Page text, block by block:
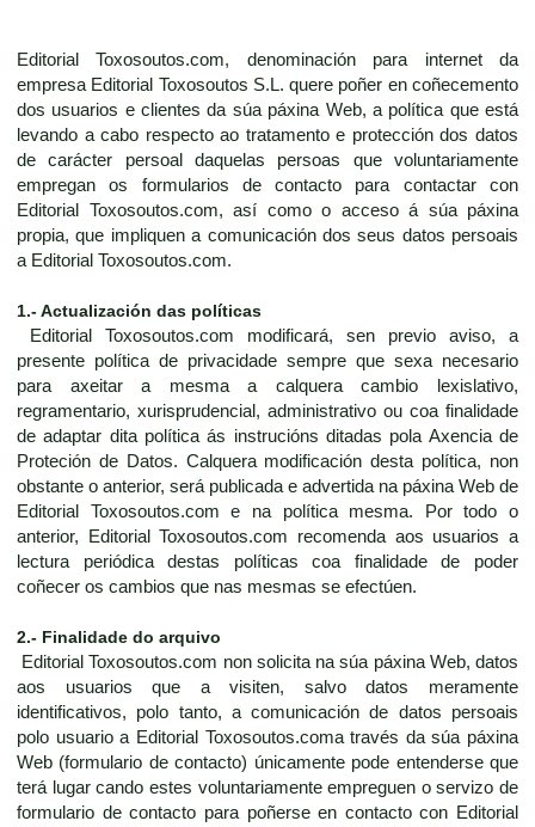
Editorial Toxosoutos.com, denominación para internet da
empresa Editorial Toxosoutos S.L. quere poñer en coñecemento
dos usuarios e clientes da súa páxina Web, a política que está
levando a cabo respecto ao tratamento e protección dos datos
de carácter persoal daquelas persoas que voluntariamente
empregan os formularios de contacto para contactar con
Editorial Toxosoutos.com, así como o acceso á súa páxina
propia, que impliquen a comunicación dos seus datos persoais
a Editorial Toxosoutos.com.
1.- Actualización das políticas
Editorial Toxosoutos.com modificará, sen previo aviso, a
presente política de privacidade sempre que sexa necesario
para axeitar a mesma a calquera cambio lexislativo,
regramentario, xurisprudencial, administrativo ou coa finalidade
de adaptar dita política ás instrucións ditadas pola Axencia de
Proteción de Datos. Calquera modificación desta política, non
obstante o anterior, será publicada e advertida na páxina Web de
Editorial Toxosoutos.com e na política mesma. Por todo o
anterior, Editorial Toxosoutos.com recomenda aos usuarios a
lectura periódica destas políticas coa finalidade de poder
coñecer os cambios que nas mesmas se efectúen.
2.- Finalidade do arquivo
Editorial Toxosoutos.com non solicita na súa páxina Web, datos
aos usuarios que a visiten, salvo datos meramente
identificativos, polo tanto, a comunicación de datos persoais
polo usuario a Editorial Toxosoutos.coma través da súa páxina
Web (formulario de contacto) únicamente pode entenderse que
terá lugar cando estes voluntariamente empreguen o servizo de
formulario de contacto para poñerse en contacto con Editorial